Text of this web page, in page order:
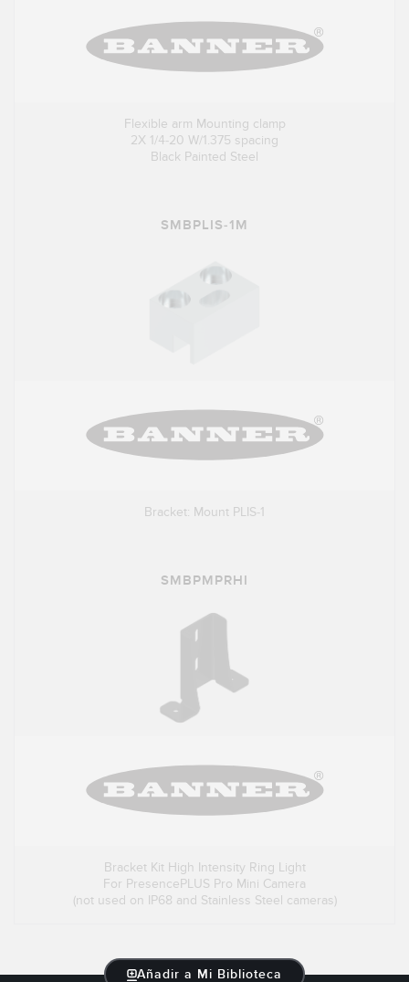
Flexible arm Mounting clamp
2X 1/4-20 W/1.375 spacing
Black Painted Steel
SMBPLIS-1M
Bracket: Mount PLIS-1
SMBPMPRHI
Bracket Kit High Intensity Ring Light
For PresencePLUS Pro Mini Camera
(not used on IP68 and Stainless Steel cameras)
Añadir a Mi Biblioteca